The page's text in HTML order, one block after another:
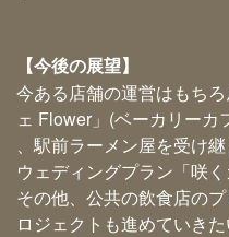
【今後の展望】
今ある店舗の運営はもち
ェ Flower」(ベーカリーカ
、駅前ラーメン屋を受け
ウェディングプラン「咲
その他、公共の飲食店の
ロジェクトも進めていきた